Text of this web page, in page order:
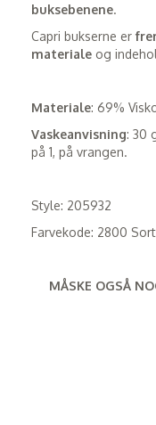
buksebenene.
Capri bukserne er
materiale og
Materiale: 69%
Vaskeanvisning: 30
på 1, på vrangen.
Style: 205932
Farvekode: 2800 Sort
MÅSKE OGSÅ